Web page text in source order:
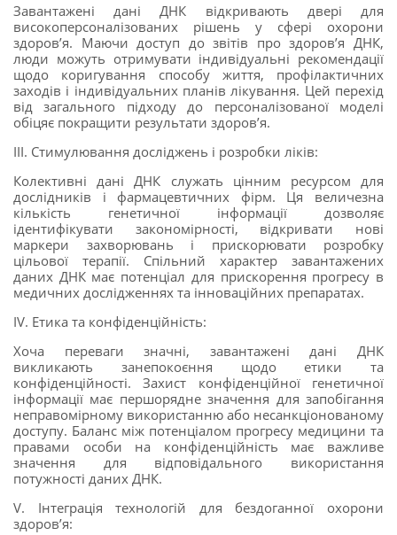
Завантажені дані ДНК відкривають двері для
високоперсоналізованих рішень у сфері охорони
здоров’я. Маючи доступ до звітів про здоров’я ДНК,
люди можуть отримувати індивідуальні рекомендації
щодо коригування способу життя, профілактичних
заходів і індивідуальних планів лікування. Цей перехід
від загального підходу до персоналізованої моделі
обіцяє покращити результати здоров’я.
III. Стимулювання досліджень і розробки ліків:
Колективні дані ДНК служать цінним ресурсом для
дослідників і фармацевтичних фірм. Ця величезна
кількість генетичної інформації дозволяє
ідентифікувати закономірності, відкривати нові
маркери захворювань і прискорювати розробку
цільової терапії. Спільний характер завантажених
даних ДНК має потенціал для прискорення прогресу в
медичних дослідженнях та інноваційних препаратах.
IV. Етика та конфіденційність:
Хоча переваги значні, завантажені дані ДНК
викликають занепокоєння щодо етики та
конфіденційності. Захист конфіденційної генетичної
інформації має першорядне значення для запобігання
неправомірному використанню або несанкціонованому
доступу. Баланс між потенціалом прогресу медицини та
правами особи на конфіденційність має важливе
значення для відповідального використання
потужності даних ДНК.
V. Інтеграція технологій для бездоганної охорони
здоров’я: